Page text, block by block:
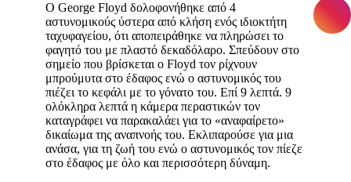
Ο George Floyd δολοφονήθηκε από 4
αστυνομικούς ύστερα από κλήση ενός ιδιοκτήτη
ταχυφαγείου, ότι αποπειράθηκε να πληρώσει το
φαγητό του με πλαστό δεκαδόλαρο. Σπεύδουν στο
σημείο που βρίσκεται ο Floyd τον ρίχνουν
μπρούμυτα στο έδαφος ενώ ο αστυνομικός του
πιέζει το κεφάλι με το γόνατο του. Επί 9 λεπτά. 9
ολόκληρα λεπτά η κάμερα περαστικών τον
καταγράφει να παρακαλάει για το «αναφαίρετο»
δικαίωμα της αναπνοής του. Εκλιπαρούσε για μια
ανάσα, για τη ζωή του ενώ ο αστυνομικός τον πίεζε
στο έδαφος με όλο και περισσότερη δύναμη.